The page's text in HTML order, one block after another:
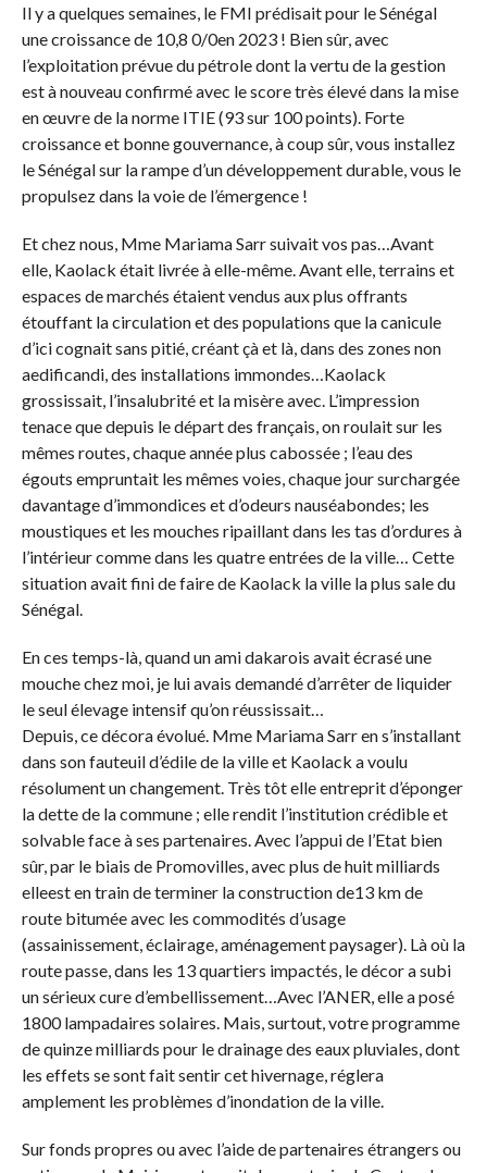
Il y a quelques semaines, le FMI prédisait pour le Sénégal
une croissance de 10,8 0/0en 2023 ! Bien sûr, avec
l’exploitation prévue du pétrole dont la vertu de la gestion
est à nouveau confirmé avec le score très élevé dans la mise
en œuvre de la norme ITIE (93 sur 100 points). Forte
croissance et bonne gouvernance, à coup sûr, vous installez
le Sénégal sur la rampe d’un développement durable, vous le
propulsez dans la voie de l’émergence !
Et chez nous, Mme Mariama Sarr suivait vos pas…Avant
elle, Kaolack était livrée à elle-même. Avant elle, terrains et
espaces de marchés étaient vendus aux plus offrants
étouffant la circulation et des populations que la canicule
d’ici cognait sans pitié, créant çà et là, dans des zones non
aedificandi, des installations immondes…Kaolack
grossissait, l’insalubrité et la misère avec. L’impression
tenace que depuis le départ des français, on roulait sur les
mêmes routes, chaque année plus cabossée ; l’eau des
égouts empruntait les mêmes voies, chaque jour surchargée
davantage d’immondices et d’odeurs nauséabondes; les
moustiques et les mouches ripaillant dans les tas d’ordures à
l’intérieur comme dans les quatre entrées de la ville… Cette
situation avait fini de faire de Kaolack la ville la plus sale du
Sénégal.
En ces temps-là, quand un ami dakarois avait écrasé une
mouche chez moi, je lui avais demandé d’arrêter de liquider
le seul élevage intensif qu’on réussissait…
Depuis, ce décora évolué. Mme Mariama Sarr en s’installant
dans son fauteuil d’édile de la ville et Kaolack a voulu
résolument un changement. Très tôt elle entreprit d’éponger
la dette de la commune ; elle rendit l’institution crédible et
solvable face à ses partenaires. Avec l’appui de l’Etat bien
sûr, par le biais de Promovilles, avec plus de huit milliards
elleest en train de terminer la construction de13 km de
route bitumée avec les commodités d’usage
(assainissement, éclairage, aménagement paysager). Là où la
route passe, dans les 13 quartiers impactés, le décor a subi
un sérieux cure d’embellissement…Avec l’ANER, elle a posé
1800 lampadaires solaires. Mais, surtout, votre programme
de quinze milliards pour le drainage des eaux pluviales, dont
les effets se sont fait sentir cet hivernage, réglera
amplement les problèmes d’inondation de la ville.
Sur fonds propres ou avec l’aide de partenaires étrangers ou